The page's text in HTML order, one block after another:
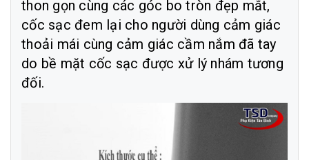
thon gọn cùng các góc bo tròn đẹp mắt,
cốc sạc đem lại cho người dùng cảm giác
thoải mái cùng cảm giác cầm nắm đã tay
do bề mặt cốc sạc được xử lý nhám tương
đối.